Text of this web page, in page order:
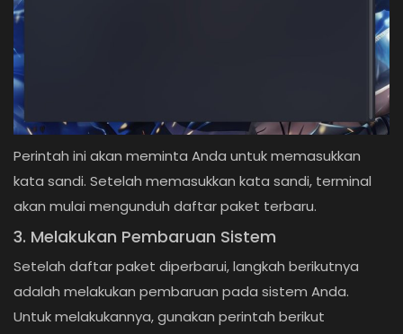
Perintah ini akan meminta Anda untuk memasukkan
kata sandi. Setelah memasukkan kata sandi, terminal
akan mulai mengunduh daftar paket terbaru.
3. Melakukan Pembaruan Sistem
Setelah daftar paket diperbarui, langkah berikutnya
adalah melakukan pembaruan pada sistem Anda.
Untuk melakukannya, gunakan perintah berikut